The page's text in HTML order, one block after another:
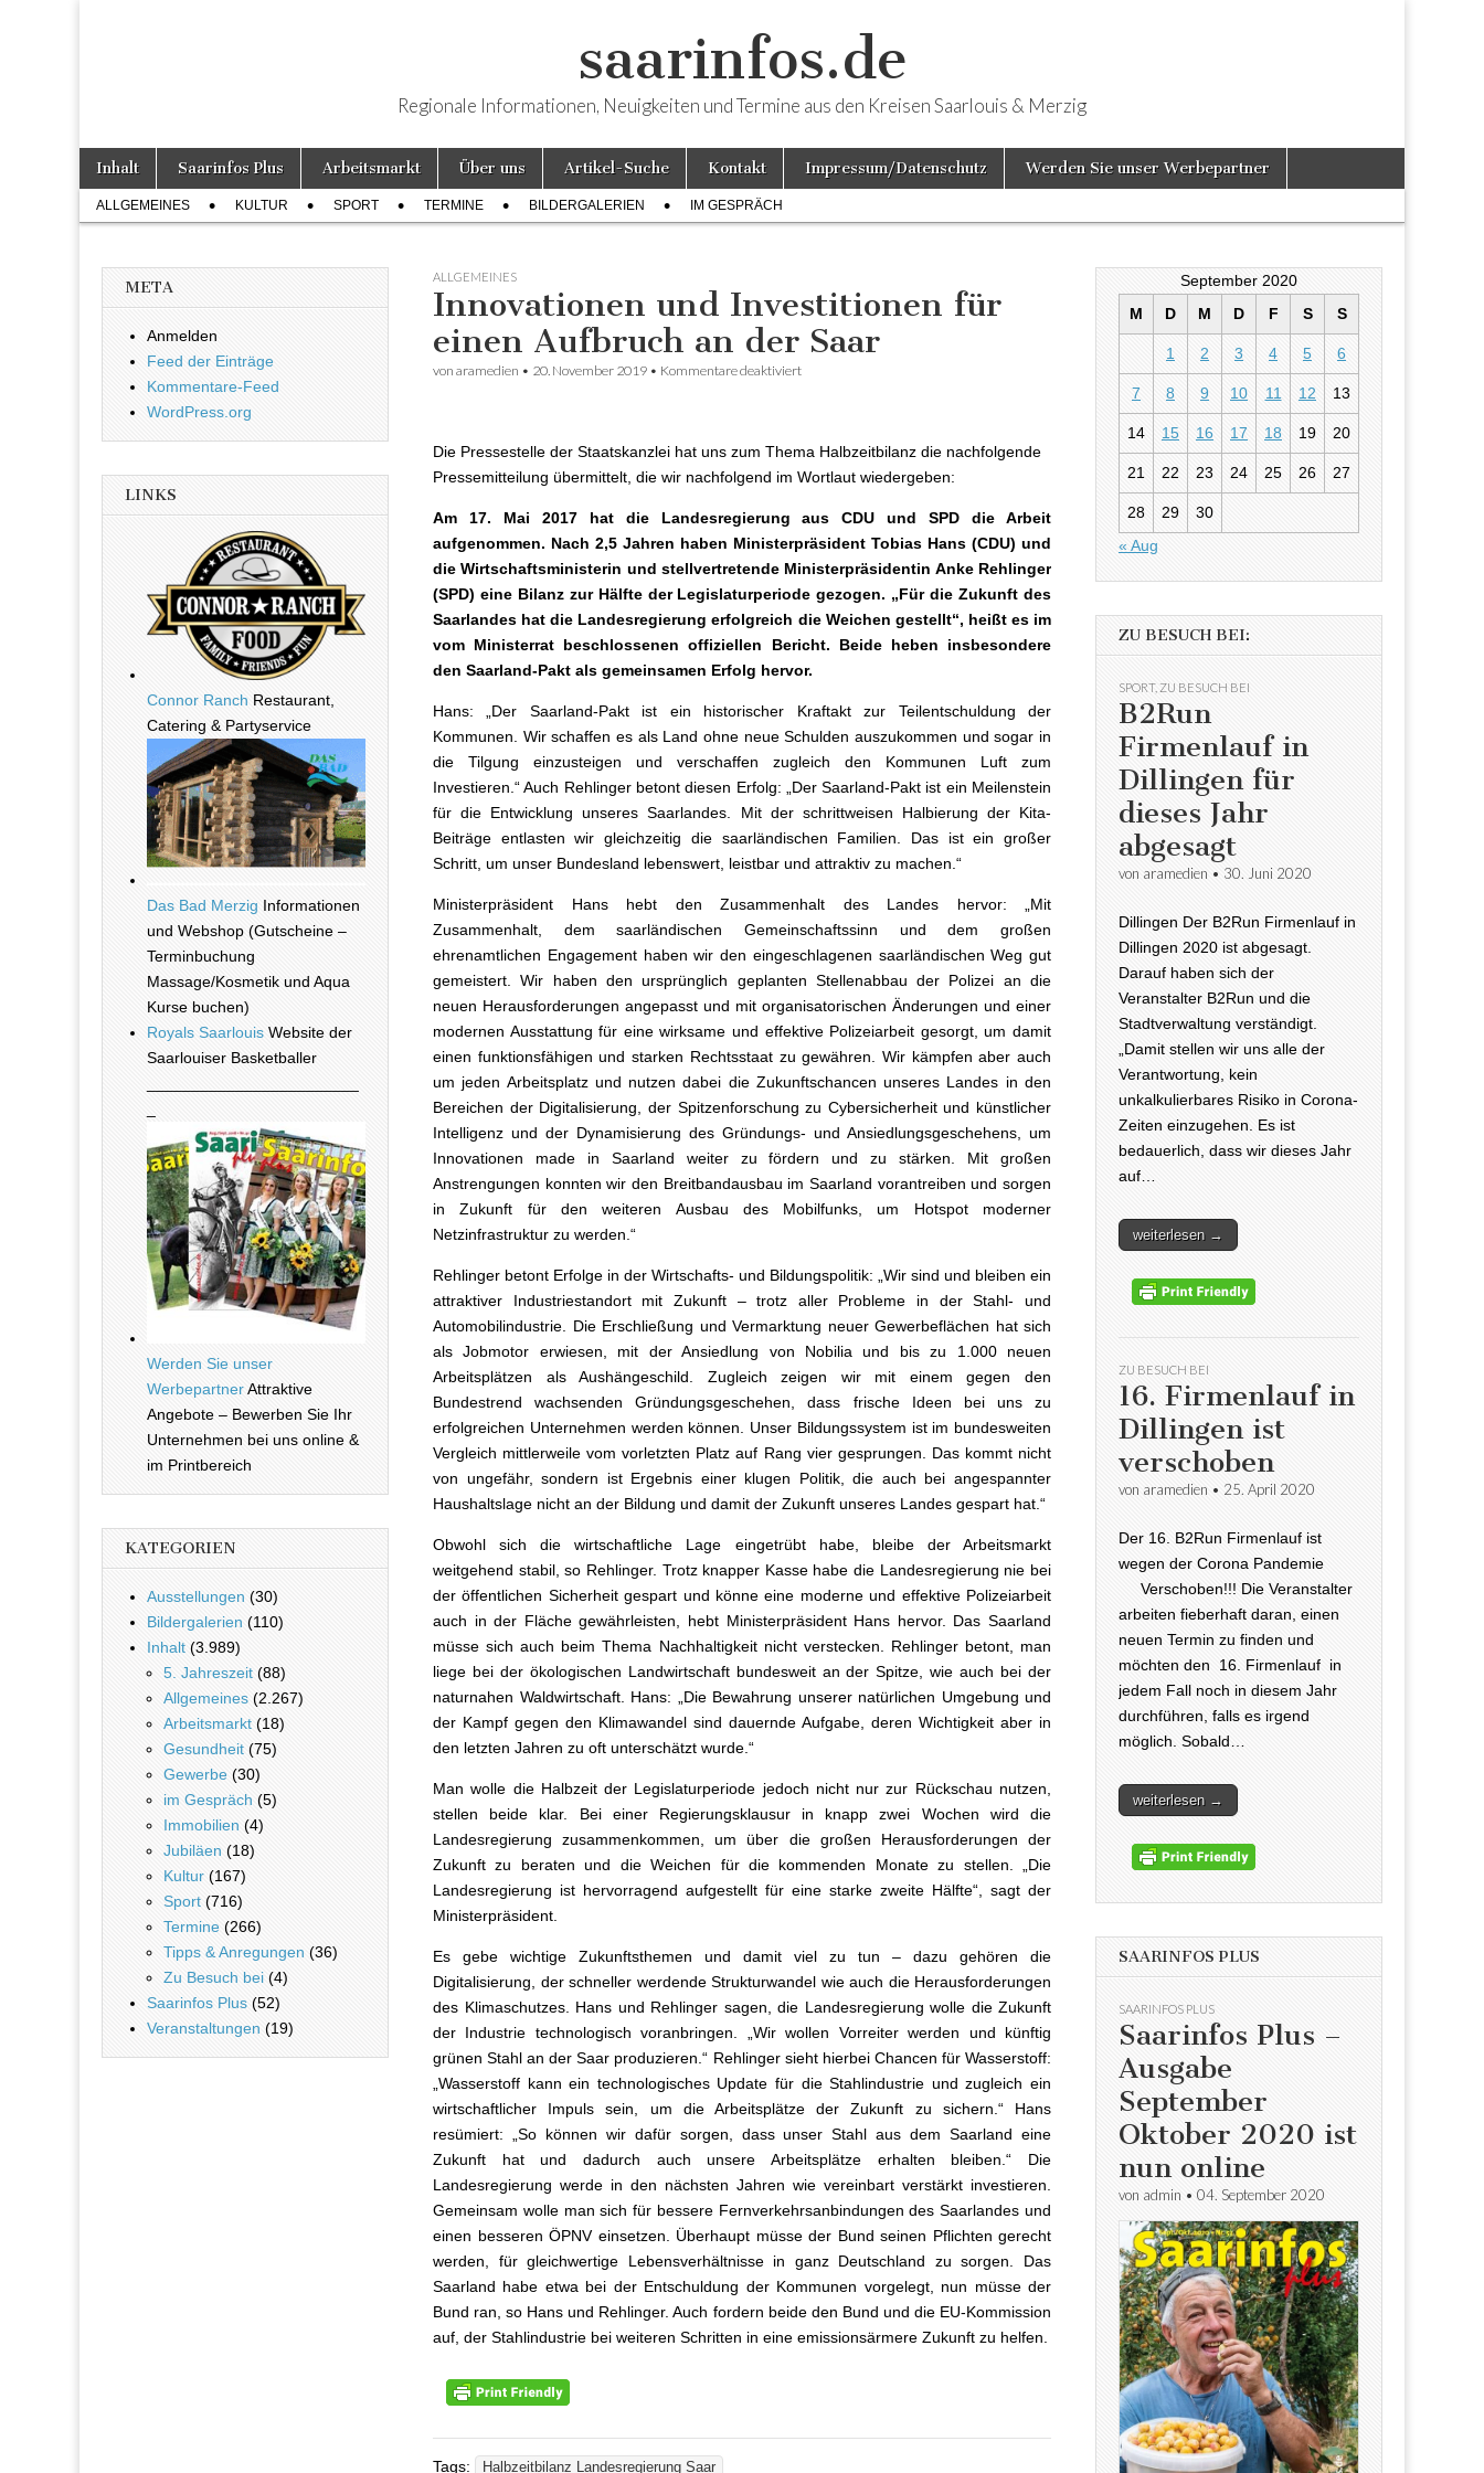
saarinfos.de
Regionale Informationen, Neuigkeiten und Termine aus den Kreisen Saarlouis & Merzig
Hauptmenü
Weiter zum Inhalt
Inhalt Saarinfos Plus Arbeitsmarkt Über uns Artikel-Suche Kontakt Impressum/Datenschutz Werden Sie unser Werbepartner
Untermenü
ALLGEMEINES KULTUR SPORT TERMINE BILDERGALERIEN IM GESPRÄCH
ALLGEMEINES
Innovationen und Investitionen für
einen Aufbruch an der Saar
von aramedien • 20. November 2019 • Kommentare deaktiviert
Die Pressestelle der Staatskanzlei hat uns zum Thema Halbzeitbilanz die nachfolgende
Pressemitteilung übermittelt, die wir nachfolgend im Wortlaut wiedergeben:
Am 17. Mai 2017 hat die Landesregierung aus CDU und SPD die Arbeit
aufgenommen. Nach 2,5 Jahren haben Ministerpräsident Tobias Hans (CDU) und
die Wirtschaftsministerin und stellvertretende Ministerpräsidentin Anke Rehlinger
(SPD) eine Bilanz zur Hälfte der Legislaturperiode gezogen. „Für die Zukunft des
Saarlandes hat die Landesregierung erfolgreich die Weichen gestellt“, heißt es im
vom Ministerrat beschlossenen offiziellen Bericht. Beide heben insbesondere
den Saarland-Pakt als gemeinsamen Erfolg hervor.
Hans: „Der Saarland-Pakt ist ein historischer Kraftakt zur Teilentschuldung der
Kommunen. Wir schaffen es als Land ohne neue Schulden auszukommen und sogar in
die Tilgung einzusteigen und verschaffen zugleich den Kommunen Luft zum
Investieren.“ Auch Rehlinger betont diesen Erfolg: „Der Saarland-Pakt ist ein Meilenstein
für die Entwicklung unseres Saarlandes. Mit der schrittweisen Halbierung der Kita-
Beiträge entlasten wir gleichzeitig die saarländischen Familien. Das ist ein großer
Schritt, um unser Bundesland lebenswert, leistbar und attraktiv zu machen.“
Ministerpräsident Hans hebt den Zusammenhalt des Landes hervor: „Mit
Zusammenhalt, dem saarländischen Gemeinschaftssinn und dem großen
ehrenamtlichen Engagement haben wir den eingeschlagenen saarländischen Weg gut
gemeistert. Wir haben den ursprünglich geplanten Stellenabbau der Polizei an die
neuen Herausforderungen angepasst und mit organisatorischen Änderungen und einer
modernen Ausstattung für eine wirksame und effektive Polizeiarbeit gesorgt, um damit
einen funktionsfähigen und starken Rechtsstaat zu gewähren. Wir kämpfen aber auch
um jeden Arbeitsplatz und nutzen dabei die Zukunftschancen unseres Landes in den
Bereichen der Digitalisierung, der Spitzenforschung zu Cybersicherheit und künstlicher
Intelligenz und der Dynamisierung des Gründungs- und Ansiedlungsgeschehens, um
Innovationen made in Saarland weiter zu fördern und zu stärken. Mit großen
Anstrengungen konnten wir den Breitbandausbau im Saarland vorantreiben und sorgen
in Zukunft für den weiteren Ausbau des Mobilfunks, um Hotspot moderner
Netzinfrastruktur zu werden.“
Rehlinger betont Erfolge in der Wirtschafts- und Bildungspolitik: „Wir sind und bleiben ein
attraktiver Industriestandort mit Zukunft – trotz aller Probleme in der Stahl- und
Automobilindustrie. Die Erschließung und Vermarktung neuer Gewerbeflächen hat sich
als Jobmotor erwiesen, mit der Ansiedlung von Nobilia und bis zu 1.000 neuen
Arbeitsplätzen als Aushängeschild. Zugleich zeigen wir mit einem gegen den
Bundestrend wachsenden Gründungsgeschehen, dass frische Ideen bei uns zu
erfolgreichen Unternehmen werden können. Unser Bildungssystem ist im bundesweiten
Vergleich mittlerweile vom vorletzten Platz auf Rang vier gesprungen. Das kommt nicht
von ungefähr, sondern ist Ergebnis einer klugen Politik, die auch bei angespannter
Haushaltslage nicht an der Bildung und damit der Zukunft unseres Landes gespart hat.“
Obwohl sich die wirtschaftliche Lage eingetrübt habe, bleibe der Arbeitsmarkt
weitgehend stabil, so Rehlinger. Trotz knapper Kasse habe die Landesregierung nie bei
der öffentlichen Sicherheit gespart und könne eine moderne und effektive Polizeiarbeit
auch in der Fläche gewährleisten, hebt Ministerpräsident Hans hervor. Das Saarland
müsse sich auch beim Thema Nachhaltigkeit nicht verstecken. Rehlinger betont, man
liege bei der ökologischen Landwirtschaft bundesweit an der Spitze, wie auch bei der
naturnahen Waldwirtschaft. Hans: „Die Bewahrung unserer natürlichen Umgebung und
der Kampf gegen den Klimawandel sind dauernde Aufgabe, deren Wichtigkeit aber in
den letzten Jahren zu oft unterschätzt wurde.“
Man wolle die Halbzeit der Legislaturperiode jedoch nicht nur zur Rückschau nutzen,
stellen beide klar. Bei einer Regierungsklausur in knapp zwei Wochen wird die
Landesregierung zusammenkommen, um über die großen Herausforderungen der
Zukunft zu beraten und die Weichen für die kommenden Monate zu stellen. „Die
Landesregierung ist hervorragend aufgestellt für eine starke zweite Hälfte“, sagt der
Ministerpräsident.
Es gebe wichtige Zukunftsthemen und damit viel zu tun – dazu gehören die
Digitalisierung, der schneller werdende Strukturwandel wie auch die Herausforderungen
des Klimaschutzes. Hans und Rehlinger sagen, die Landesregierung wolle die Zukunft
der Industrie technologisch voranbringen. „Wir wollen Vorreiter werden und künftig
grünen Stahl an der Saar produzieren.“ Rehlinger sieht hierbei Chancen für Wasserstoff:
„Wasserstoff kann ein technologisches Update für die Stahlindustrie und zugleich ein
wirtschaftlicher Impuls sein, um die Arbeitsplätze der Zukunft zu sichern.“ Hans
resümiert: „So können wir dafür sorgen, dass unser Stahl aus dem Saarland eine
Zukunft hat und dadurch auch unsere Arbeitsplätze erhalten bleiben.“ Die
Landesregierung werde in den nächsten Jahren wie vereinbart verstärkt investieren.
Gemeinsam wolle man sich für bessere Fernverkehrsanbindungen des Saarlandes und
einen besseren ÖPNV einsetzen. Überhaupt müsse der Bund seinen Pflichten gerecht
werden, für gleichwertige Lebensverhältnisse in ganz Deutschland zu sorgen. Das
Saarland habe etwa bei der Entschuldung der Kommunen vorgelegt, nun müsse der
Bund ran, so Hans und Rehlinger. Auch fordern beide den Bund und die EU-Kommission
auf, der Stahlindustrie bei weiteren Schritten in eine emissionsärmere Zukunft zu helfen.
Tags: Halbzeitbilanz Landesregierung Saar
META
Anmelden
Feed der Einträge
Kommentare-Feed
WordPress.org
LINKS
Connor Ranch Restaurant,
Catering & Partyservice
Das Bad Merzig Informationen
und Webshop (Gutscheine –
Terminbuchung
Massage/Kosmetik und Aqua
Kurse buchen)
Royals Saarlouis Website der
Saarlouiser Basketballer
Werden Sie unser
WerbepartnerAttraktive
Angebote – Bewerben Sie Ihr
Unternehmen bei uns online &
im Printbereich
KATEGORIEN
Ausstellungen (30)
Bildergalerien (110)
Inhalt (3.989)
5. Jahreszeit (88)
Allgemeines (2.267)
Arbeitsmarkt (18)
Gesundheit (75)
Gewerbe (30)
im Gespräch (5)
Immobilien (4)
Jubiläen (18)
Kultur (167)
Sport (716)
Termine (266)
Tipps & Anregungen (36)
Zu Besuch bei (4)
Saarinfos Plus (52)
Veranstaltungen (19)
September 2020
M
D M D F S S
1 2 3 4 5 6
7 8 9 10 11 12 13
14 15 16 17 18 19 20
21 22 23 24 25 26 27
28 29
30
« Aug
ZU BESUCH BEI:
SPORT, ZU BESUCH BEI
B2Run
Firmenlauf in
Dillingen für
dieses Jahr
abgesagt
von aramedien • 30. Juni 2020
Dillingen Der B2Run Firmenlauf in
Dillingen 2020 ist abgesagt.
Darauf haben sich der
Veranstalter B2Run und die
Stadtverwaltung verständigt.
„Damit stellen wir uns alle der
Verantwortung, kein
unkalkulierbares Risiko in Corona-
Zeiten einzugehen. Es ist
bedauerlich, dass wir dieses Jahr
auf…
weiterlesen →
ZU BESUCH BEI
16. Firmenlauf in
Dillingen ist
verschoben
von aramedien • 25. April 2020
Der 16. B2Run Firmenlauf ist
wegen der Corona Pandemie
Verschoben!!! Die Veranstalter
arbeiten fieberhaft daran, einen
neuen Termin zu finden und
möchten den 16. Firmenlauf in
jedem Fall noch in diesem Jahr
durchführen, falls es irgend
möglich. Sobald…
weiterlesen →
SAARINFOS PLUS
SAARINFOS PLUS
Saarinfos Plus –
Ausgabe
September
Oktober 2020 ist
nun online
von admin • 04. September 2020